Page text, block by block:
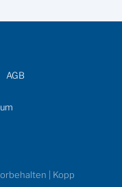
AGB
| Kopp